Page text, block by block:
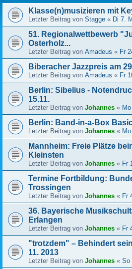
Klasse(n)musizieren mit
Letzter Beitrag von Stagge « Di 7.
51. Regionalwettbewerb
Osterholz...
Letzter Beitrag von Amadeus « Fr
Biberacher Jazzpreis am
Letzter Beitrag von Amadeus « Fr
Berlin: Sibelius -
15.11.
Letzter Beitrag von Johannes «
Berlin: Band-in-a-Box
Letzter Beitrag von Johannes «
Mannheim: Freie Plätze
Kleinsten
Letzter Beitrag von Johannes « Fr
Termine Fortbildung:
Trossingen
Letzter Beitrag von Johannes « Fr
36. Bayerische
Erlangen
Letzter Beitrag von Johannes « Fr
"trotzdem" – Behindert
11. 2013
Letzter Beitrag von Johannes « So